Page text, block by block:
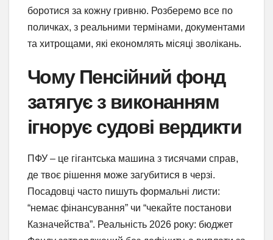
боротися за кожну гривню. Розберемо все по
поличках, з реальними термінами, документами
та хитрощами, які економлять місяці зволікань.
Чому Пенсійний фонд
затягує з виконанням
ігнорує судові вердикти
ПФУ – це гігантська машина з тисячами справ,
де твоє рішення може загубитися в черзі.
Посадовці часто пишуть формальні листи:
“немає фінансування” чи “чекайте постанови
Казначейства”. Реальність 2026 року: бюджет